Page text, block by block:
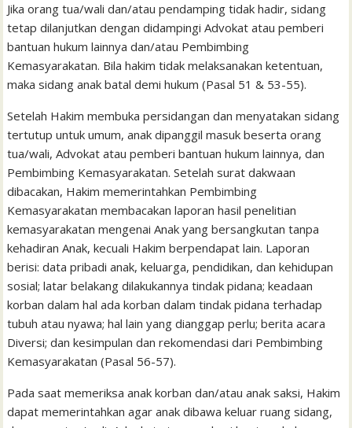
Jika orang tua/wali dan/atau pendamping tidak hadir, sidang
tetap dilanjutkan dengan didampingi Advokat atau pemberi
bantuan hukum lainnya dan/atau Pembimbing
Kemasyarakatan. Bila hakim tidak melaksanakan ketentuan,
maka sidang anak batal demi hukum (Pasal 51 & 53-55).
Setelah Hakim membuka persidangan dan menyatakan sidang
tertutup untuk umum, anak dipanggil masuk beserta orang
tua/wali, Advokat atau pemberi bantuan hukum lainnya, dan
Pembimbing Kemasyarakatan. Setelah surat dakwaan
dibacakan, Hakim memerintahkan Pembimbing
Kemasyarakatan membacakan laporan hasil penelitian
kemasyarakatan mengenai Anak yang bersangkutan tanpa
kehadiran Anak, kecuali Hakim berpendapat lain. Laporan
berisi: data pribadi anak, keluarga, pendidikan, dan kehidupan
sosial; latar belakang dilakukannya tindak pidana; keadaan
korban dalam hal ada korban dalam tindak pidana terhadap
tubuh atau nyawa; hal lain yang dianggap perlu; berita acara
Diversi; dan kesimpulan dan rekomendasi dari Pembimbing
Kemasyarakatan (Pasal 56-57).
Pada saat memeriksa anak korban dan/atau anak saksi, Hakim
dapat memerintahkan agar anak dibawa keluar ruang sidang,